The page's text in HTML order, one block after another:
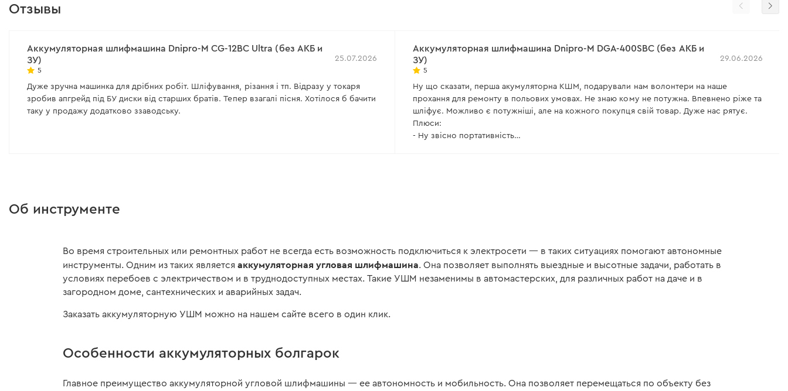
Отзывы
Аккумуляторная шлифмашина Dnipro-M СG-12BC Ultra (без АКБ и
ЗУ)
5
25.07.2026
Дуже зручна машинка для дрібних робіт. Шліфування, різання і тп. Відразу у токаря
зробив апгрейд під БУ диски від старших братів. Тепер взагалі пісня. Хотілося б бачити
таку у продажу додатково ззаводську.
Аккумуляторная шлифмашина Dnipro-M DGA-400SBC (без АКБ и
ЗУ)
5
29.06.2026
Ну що сказати, перша акумуляторна КШМ, подарували нам волонтери на наше
прохання для ремонту в польових умовах. Не знаю кому не потужна. Впевнено ріже та
шліфує. Можливо є потужніші, але на кожного покупця свій товар. Дуже нас рятує.
Плюси:
- Ну звісно портативність
Об инструменте
Во время строительных или ремонтных работ не всегда есть возможность подключиться к электросети — в таких ситуациях помогают автономные
инструменты. Одним из таких является аккумуляторная угловая шлифмашина. Она позволяет выполнять выездные и высотные задачи, работать в
условиях перебоев с электричеством и в труднодоступных местах. Такие УШМ незаменимы в автомастерских, для различных работ на даче и в
загородном доме, сантехнических и аварийных задач.
Заказать аккумуляторную УШМ можно на нашем сайте всего в один клик.
Особенности аккумуляторных болгарок
Главное преимущество аккумуляторной угловой шлифмашины — ее автономность и мобильность. Она позволяет перемещаться по объекту без